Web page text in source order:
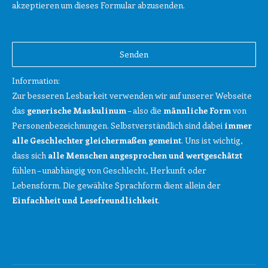
akzeptieren um dieses Formular abzusenden.
lasse
leer.
Bitte
Feld
leer.
Information:
Zur besseren Lesbarkeit verwenden wir auf unserer Webseite
das generische Maskulinum– also die männliche Formvon
Personenbezeichnungen. Selbstverständlich sind dabei immer
alle Geschlechter gleichermaßen gemeint. Uns ist wichtig,
dass sich alle Menschen angesprochen und wertgeschätzt
fühlen – unabhängig von Geschlecht, Herkunft oder
Lebensform. Die gewählte Sprachform dient allein der
Einfachheit und Lesefreundlichkeit.